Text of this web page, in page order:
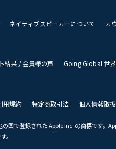
ネイティブスピーカーについて
カ
結果 / 会員様の声
Going Global 世
用規約 特定商取引法 個人情報取
国で登録された Apple Inc. の商標です。
。